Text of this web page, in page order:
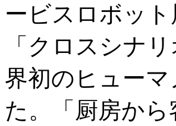
ービスロボッ
「クロスシナ
界初のヒュー
た。「厨房か